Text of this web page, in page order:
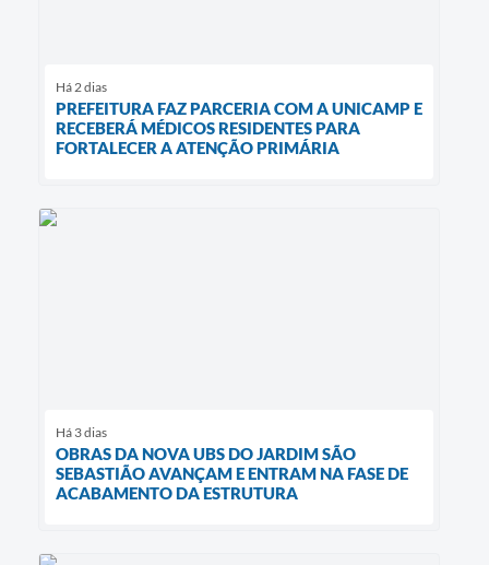
Há 2 dias
PREFEITURA FAZ PARCERIA COM A UNICAMP E
RECEBERÁ MÉDICOS RESIDENTES PARA
FORTALECER A ATENÇÃO PRIMÁRIA
Há 3 dias
OBRAS DA NOVA UBS DO JARDIM SÃO
SEBASTIÃO AVANÇAM E ENTRAM NA FASE DE
ACABAMENTO DA ESTRUTURA